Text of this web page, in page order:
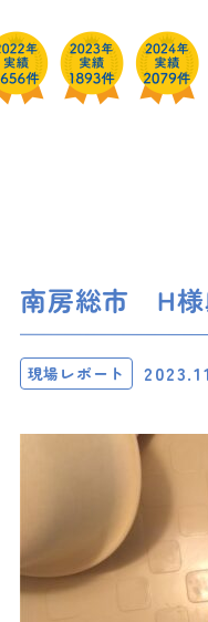
南房総市 H
現場レポート